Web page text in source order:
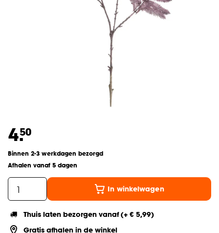
4.50
Binnen 2-3 werkdagen bezorgd
Afhalen vanaf 5 dagen
In winkelwagen
Thuis laten bezorgen vanaf (+ € 5,99)
Gratis afhalen in de winkel